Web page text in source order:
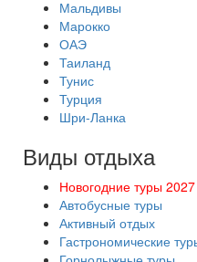
Мальдивы
Марокко
ОАЭ
Таиланд
Тунис
Турция
Шри-Ланка
Виды отдыха
Новогодние туры 2027
Автобусные туры
Активный отдых
Гастрономические